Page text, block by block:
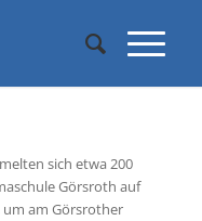
sich etwa 200
Görsroth auf
am Görsrother